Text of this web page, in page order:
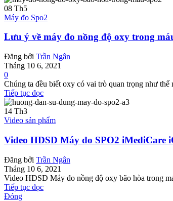
08 Th5
Máy đo Spo2
Lưu ý về máy đo nồng độ oxy trong
Đăng bởi Trần Ngân
Tháng 10 6, 2021
0
Chúng ta đều biết oxy có vai trò quan trọng như
Tiếp tục đọc
14 Th3
Video sản phẩm
Video HDSD Máy đo SPO2 iMediCare
Đăng bởi Trần Ngân
Tháng 10 6, 2021
Video HDSD Máy đo nồng độ oxy bão hòa trong
Tiếp tục đọc
Đóng